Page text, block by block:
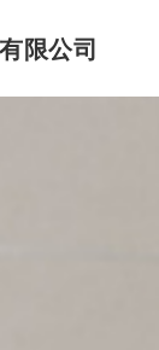
限公司